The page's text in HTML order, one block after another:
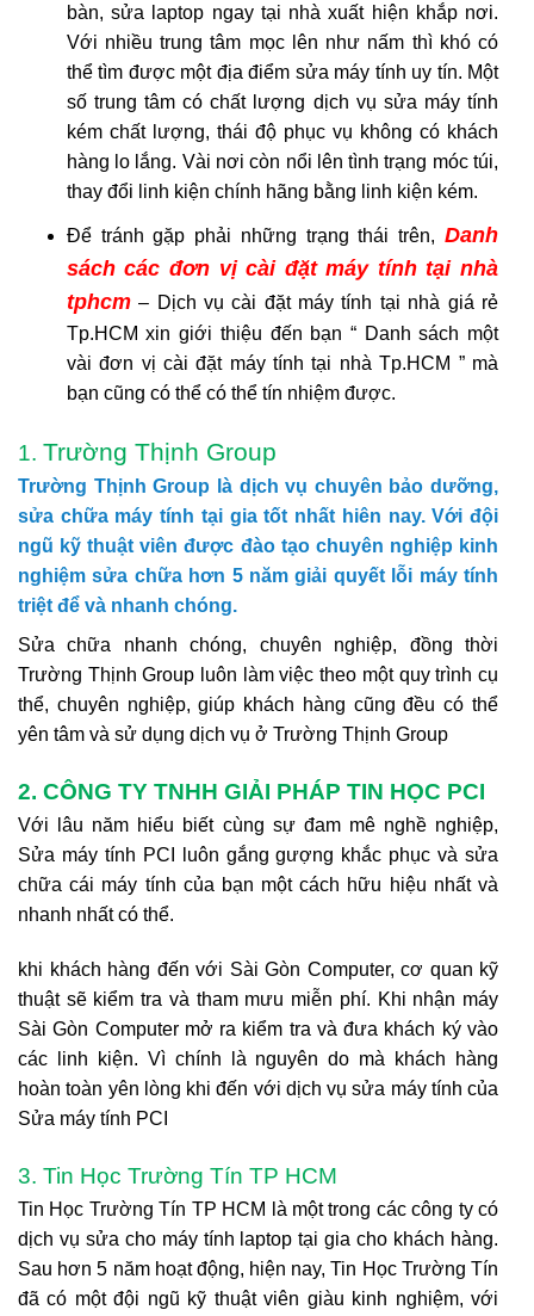
bàn, sửa laptop ngay tại nhà xuất hiện khắp nơi.
Với nhiều trung tâm mọc lên như nấm thì khó có
thể tìm được một địa điểm sửa máy tính uy tín. Một
số trung tâm có chất lượng dịch vụ sửa máy tính
kém chất lượng, thái độ phục vụ không có khách
hàng lo lắng. Vài nơi còn nổi lên tình trạng móc túi,
thay đổi linh kiện chính hãng bằng linh kiện kém.
Để tránh gặp phải những trạng thái trên, Danh
sách các đơn vị cài đặt máy tính tại nhà
tphcm– Dịch vụ cài đặt máy tính tại nhà giá rẻ
Tp.HCM xin giới thiệu đến bạn “ Danh sách một
vài đơn vị cài đặt máy tính tại nhà Tp.HCM ” mà
bạn cũng có thể có thể tín nhiệm được.
1. Trường Thịnh Group
Trường Thịnh Group là dịch vụ chuyên bảo dưỡng,
sửa chữa máy tính tại gia tốt nhất hiên nay. Với đội
ngũ kỹ thuật viên được đào tạo chuyên nghiệp kinh
nghiệm sửa chữa hơn 5 năm giải quyết lỗi máy tính
triệt để và nhanh chóng.
Sửa chữa nhanh chóng, chuyên nghiệp, đồng thời
Trường Thịnh Group luôn làm việc theo một quy trình cụ
thể, chuyên nghiệp, giúp khách hàng cũng đều có thể
yên tâm và sử dụng dịch vụ ở Trường Thịnh Group
2. CÔNG TY TNHH GIẢI PHÁP TIN HỌC PCI
Với lâu năm hiểu biết cùng sự đam mê nghề nghiệp,
Sửa máy tính PCI luôn gắng gượng khắc phục và sửa
chữa cái máy tính của bạn một cách hữu hiệu nhất và
nhanh nhất có thể.
khi khách hàng đến với Sài Gòn Computer, cơ quan kỹ
thuật sẽ kiểm tra và tham mưu miễn phí. Khi nhận máy
Sài Gòn Computer mở ra kiểm tra và đưa khách ký vào
các linh kiện. Vì chính là nguyên do mà khách hàng
hoàn toàn yên lòng khi đến với dịch vụ sửa máy tính của
Sửa máy tính PCI
3. Tin Học Trường Tín TP HCM
Tin Học Trường Tín TP HCM là một trong các công ty có
dịch vụ sửa cho máy tính laptop tại gia cho khách hàng.
Sau hơn 5 năm hoạt động, hiện nay, Tin Học Trường Tín
đã có một đội ngũ kỹ thuật viên giàu kinh nghiệm, với